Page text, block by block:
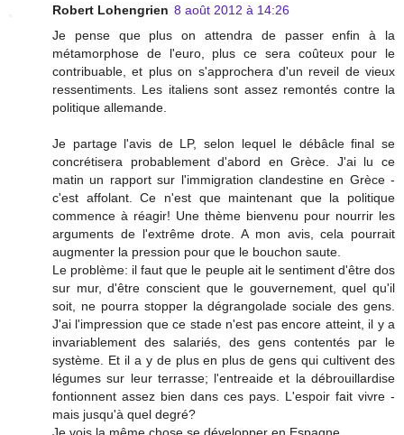
Robert Lohengrien 8 août 2012 à 14:26
Je pense que plus on attendra de passer enfin à la
métamorphose de l'euro, plus ce sera coûteux pour le
contribuable, et plus on s'approchera d'un reveil de vieux
ressentiments. Les italiens sont assez remontés contre la
politique allemande.
Je partage l'avis de LP, selon lequel le débâcle final se
concrétisera probablement d'abord en Grèce. J'ai lu ce
matin un rapport sur l'immigration clandestine en Grèce -
c'est affolant. Ce n'est que maintenant que la politique
commence à réagir! Une thème bienvenu pour nourrir les
arguments de l'extrême drote. A mon avis, cela pourrait
augmenter la pression pour que le bouchon saute.
Le problème: il faut que le peuple ait le sentiment d'être dos
sur mur, d'être conscient que le gouvernement, quel qu'il
soit, ne pourra stopper la dégrangolade sociale des gens.
J'ai l'impression que ce stade n'est pas encore atteint, il y a
invariablement des salariés, des gens contentés par le
système. Et il a y de plus en plus de gens qui cultivent des
légumes sur leur terrasse; l'entreaide et la débrouillardise
fontionnent assez bien dans ces pays. L'espoir fait vivre -
mais jusqu'à quel degré?